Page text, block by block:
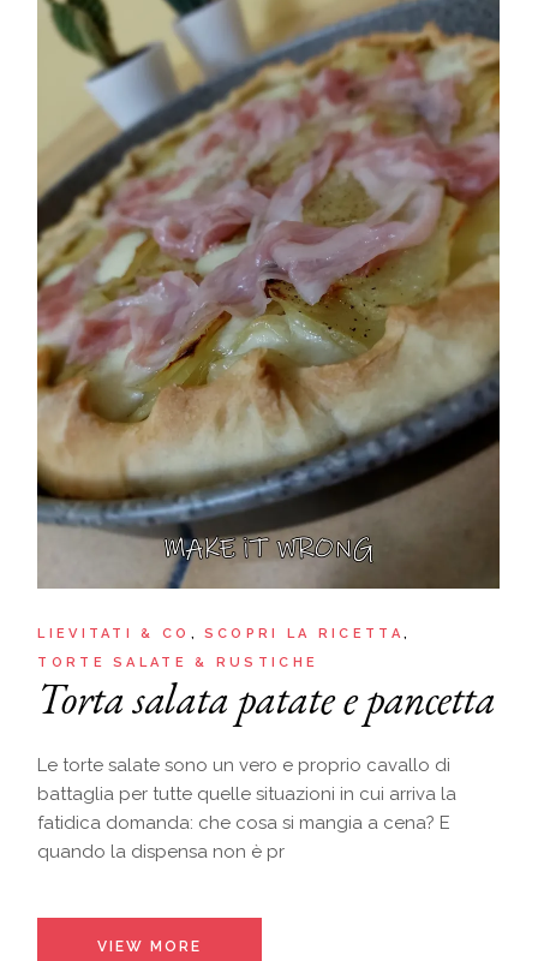
LIEVITATI & CO
SCOPRI LA RICETTA
TORTE SALATE & RUSTICHE
Torta salata patate e pancetta
Le torte salate sono un vero e proprio cavallo di
battaglia per tutte quelle situazioni in cui arriva la
fatidica domanda: che cosa si mangia a cena? E
quando la dispensa non è pr
VIEW MORE